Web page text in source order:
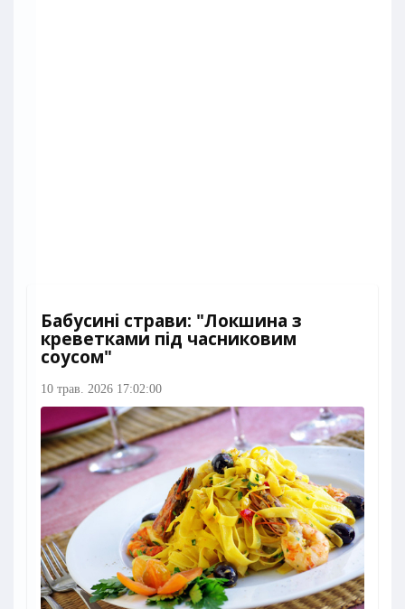
Бабусині страви: "Локшина з
креветками під часниковим
соусом"
10 трав. 2026 17:02:00